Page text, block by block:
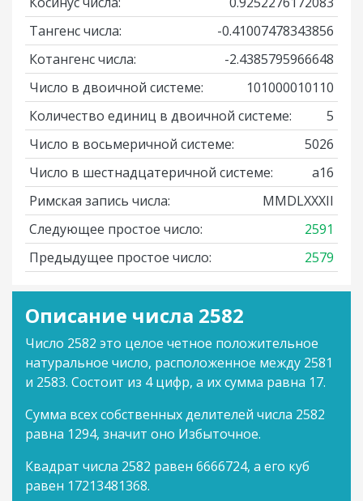
Тангенс числа:
-0.41007478343856
Котангенс числа:
-2.4385795966648
Число в двоичной системе:
101000010110
Количество единиц в двоичной системе:
5
Число в восьмеричной системе:
5026
Число в шестнадцатеричной системе:
a16
Римская запись числа:
MMDLXXXII
Следующее простое число:
2591
Предыдущее простое число:
2579
Описание числа 2582
Число 2582 это целое четное положительное
натуральное число, расположенное между 2581
и 2583. Состоит из 4 цифр, а их сумма равна 17.
Сумма всех собственных делителей числа 2582
равна 1294, значит оно Избыточное.
Квадрат числа 2582 равен 6666724, а его куб
равен 17213481368.